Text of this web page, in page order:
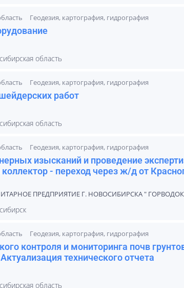
Геодезия, картография, гидрография
область
Геодезия, картография, гидрография
работ
область
Геодезия, картография, гидрография
изысканий и проведение
- переход через ж/д от
ПРЕДПРИЯТИЕ Г. НОВОСИБИРСКА "
Геодезия, картография, гидрография
контроля и мониторинга почв
технического отчета
область